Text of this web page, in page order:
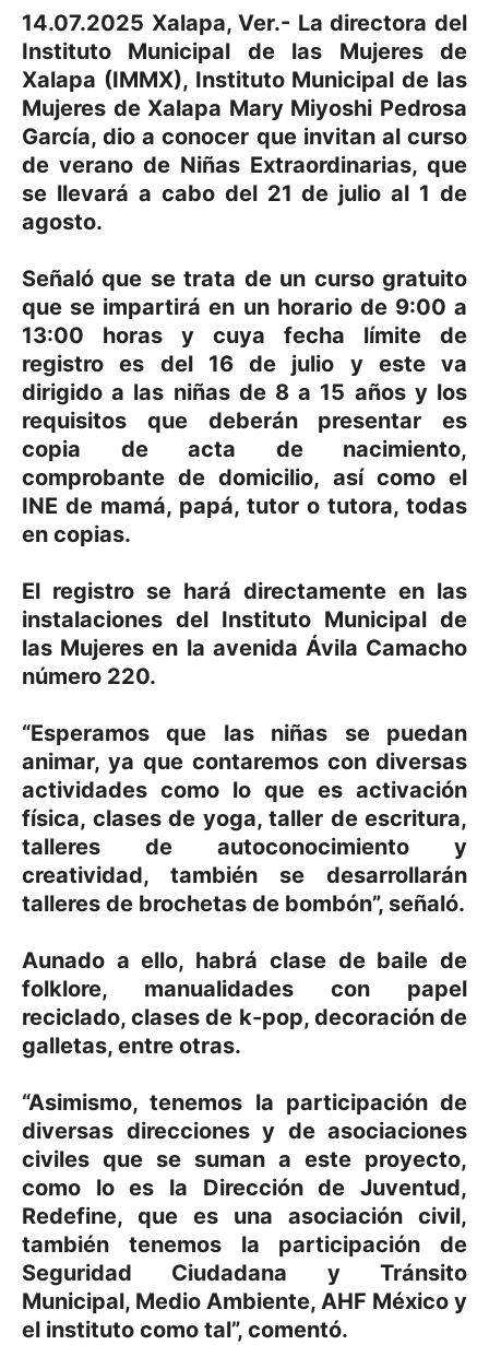
14.07.2025 Xalapa, Ver.- La directora del
Instituto Municipal de las Mujeres de
Xalapa (IMMX), Instituto Municipal de las
Mujeres de Xalapa Mary Miyoshi Pedrosa
García, dio a conocer que invitan al curso
de verano de Niñas Extraordinarias, que
se llevará a cabo del 21 de julio al 1 de
agosto.
Señaló que se trata de un curso gratuito
que se impartirá en un horario de 9:00 a
13:00 horas y cuya fecha límite de
registro es del 16 de julio y este va
dirigido a las niñas de 8 a 15 años y los
requisitos que deberán presentar es
copia de acta de nacimiento,
comprobante de domicilio, así como el
INE de mamá, papá, tutor o tutora, todas
en copias.
El registro se hará directamente en las
instalaciones del Instituto Municipal de
las Mujeres en la avenida Ávila Camacho
número 220.
“Esperamos que las niñas se puedan
animar, ya que contaremos con diversas
actividades como lo que es activación
física, clases de yoga, taller de escritura,
talleres de autoconocimiento y
creatividad, también se desarrollarán
talleres de brochetas de bombón”, señaló.
Aunado a ello, habrá clase de baile de
folklore, manualidades con papel
reciclado, clases de k-pop, decoración de
galletas, entre otras.
“Asimismo, tenemos la participación de
diversas direcciones y de asociaciones
civiles que se suman a este proyecto,
como lo es la Dirección de Juventud,
Redefine, que es una asociación civil,
también tenemos la participación de
Seguridad Ciudadana y Tránsito
Municipal, Medio Ambiente, AHF México y
el instituto como tal”, comentó.